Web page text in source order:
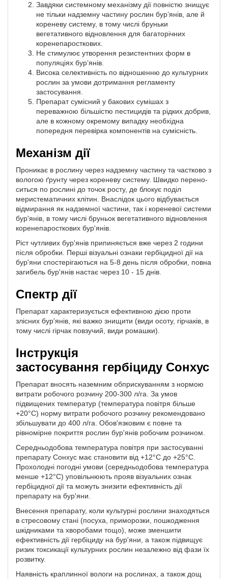
Завдяки системному механізму дії повністю знищує
не тільки надземну частину рослин бур’янів, але й
кореневу систему, в тому числі бруньки
вегетативного відновлення для багаторічних
коренепаросткових.
Не стимулює утворення резистентних форм в
популяціях бур’янів.
Висока селективність по відношенню до культурних
рослин за умови дотримання регламенту
застосування.
Препарат сумісний у бакових сумішах з
переважною більшістю пестицидів та рідких добрив,
але в кожному окремому випадку необхідна
попередня перевірка компонентів на сумісність.
Механізм дії
Проникає в рослину через надземну частину та частково з
вологою ґрунту через кореневу систему. Швидко перено­
ситься по рослині до точок росту, де блокує поділ
меристематичних клітин. Внаслідок цього відбувається
відмирання як надземної частини, так і кореневої системи
бур'янів, в тому числі бруньок вегетативного відновлення
коренепа­росткових бур'янів.
Ріст чутливих бур'янів припиняється вже через 2 години
після обробки. Перші візуальні ознаки гербіцидної дії на
бур'яни спостерігаються на 5-8 день після обробки, повна
загибель бур'янів настає через 10 - 15 днів.
Спектр дії
Препарат характеризується ефективною дією проти
злісних бур'янів, які важко знищити (види осоту, гірчаків, в
тому числі гірчак повзучий, види ромашки).
Інструкція
застосування гербіциду Сонхус
Препарат вносять наземним обприскуванням з нормою
витрати робочого розчину 200-300 л/га. За умов
підвищених температур (температура повітря більше
+20°С) норму витрати робочого розчину рекомендовано
збільшувати до 400 л/га. Обов'язковим є повне та
рівномірне покриття рослин бур'янів робочим розчином.
Середньодобова температура повітря при застосуванні
препарату Сонхус має становити від +12°С до +25°С.
Прохолодні погодні умови (середньодобова температура
менше +12°С) уповільнюють прояв візуальних ознак
гербіцидної дії та можуть знизити ефективність дії
препарату на бур'яни.
Внесення препарату, коли культурні рослини знаходяться
в стресовому стані (посуха, при­морозки, пошкодження
шкідниками та хворобами тощо), може зменшити
ефективність дії гербіциду на бур'яни, а також підвищує
ризик токсикації культурних рослин незалежно від фази їх
розвитку.
Наявність краплинної вологи на рослинах, а також дощ